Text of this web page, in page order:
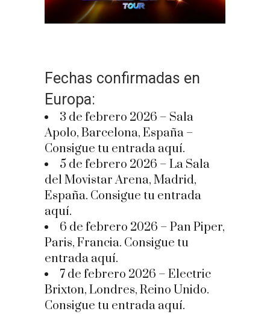
Fechas confirmadas en
Europa:
3 de febrero 2026 – Sala
Apolo, Barcelona, España –
Consigue tu entrada aquí.
5 de febrero 2026 – La Sala
del Movistar Arena, Madrid,
España. Consigue tu entrada
aquí.
6 de febrero 2026 – Pan Piper,
Paris, Francia. Consigue tu
entrada aquí.
7 de febrero 2026 – Electric
Brixton, Londres, Reino Unido.
Consigue tu entrada aquí.